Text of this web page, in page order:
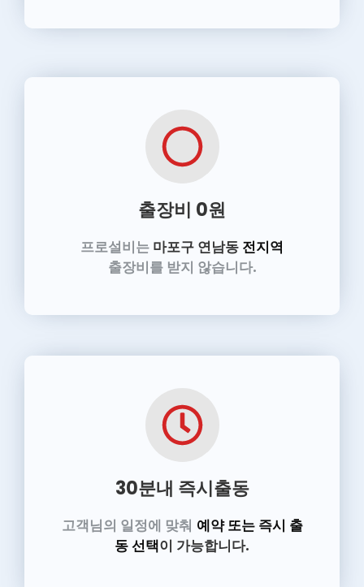
출장비 0원
프로설비는 마포구 연남동 전지역
출장비를 받지 않습니다.
30분내 즉시출동
고객님의 일정에 맞춰 예약 또는 즉시 출
동 선택이 가능합니다.